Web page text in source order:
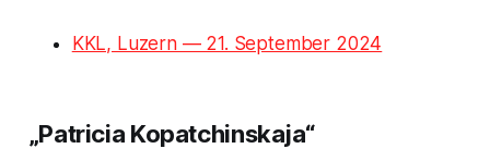
KKL, Luzern — 21. September 2024
„Patricia Kopatchinskaja“